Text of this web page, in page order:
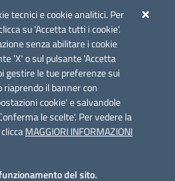
tecnici e cookie analitici. Per
su 'Accetta tutti i cookie'.
senza abilitare i cookie
'X' o sul pulsante 'Accetta
gestire le tue preferenze sui
il banner con
cookie' e salvandole
le scelte'. Per vedere la
MAGGIORI INFORMAZIONI
del sito.